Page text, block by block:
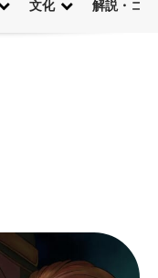
文化 解説・コ